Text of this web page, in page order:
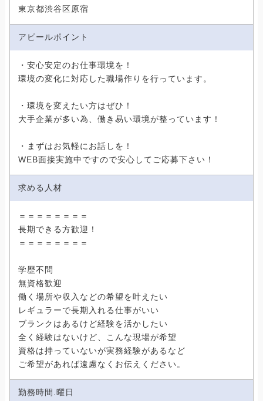
東京都渋谷区原宿
アピールポイント
・安心安定のお仕事環境を！
環境の変化に対応した職場作りを行っています。
・環境を変えたい方はぜひ！
大手企業が多い為、働き易い環境が整っています！
・まずはお気軽にお話しを！
WEB面接実施中ですので安心してご応募下さい！
求める人材
＝＝＝＝＝＝＝＝
長期できる方歓迎！
＝＝＝＝＝＝＝＝
学歴不問
無資格歓迎
働く場所や収入などの希望を叶えたい
レギュラーで長期入れる仕事がいい
ブランクはあるけど経験を活かしたい
全く経験はないけど、こんな現場が希望
資格は持っていないが実務経験があるなど
ご希望があれば遠慮なくお伝えください。
勤務時間.曜日